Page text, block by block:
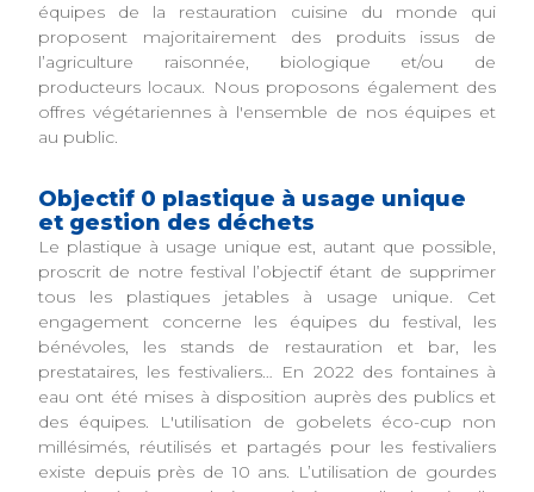
équipes de la restauration cuisine du monde qui
proposent majoritairement des produits issus de
l’agriculture raisonnée, biologique et/ou de
producteurs locaux. Nous proposons également des
offres végétariennes à l'ensemble de nos équipes et
au public.
Objectif 0 plastique à usage unique
et gestion des déchets
Le plastique à usage unique est, autant que possible,
proscrit de notre festival l’objectif étant de supprimer
tous les plastiques jetables à usage unique. Cet
engagement concerne les équipes du festival, les
bénévoles, les stands de restauration et bar, les
prestataires, les festivaliers… En 2022 des fontaines à
eau ont été mises à disposition auprès des publics et
des équipes. L'utilisation de gobelets éco-cup non
millésimés, réutilisés et partagés pour les festivaliers
existe depuis près de 10 ans. L’utilisation de gourdes